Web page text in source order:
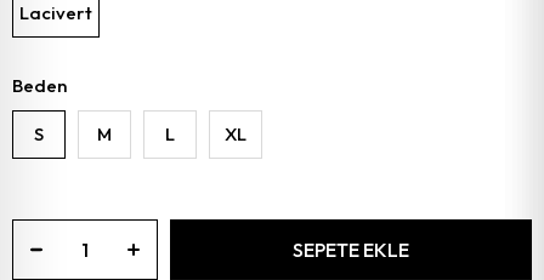
Lacivert
Beden
S M L XL